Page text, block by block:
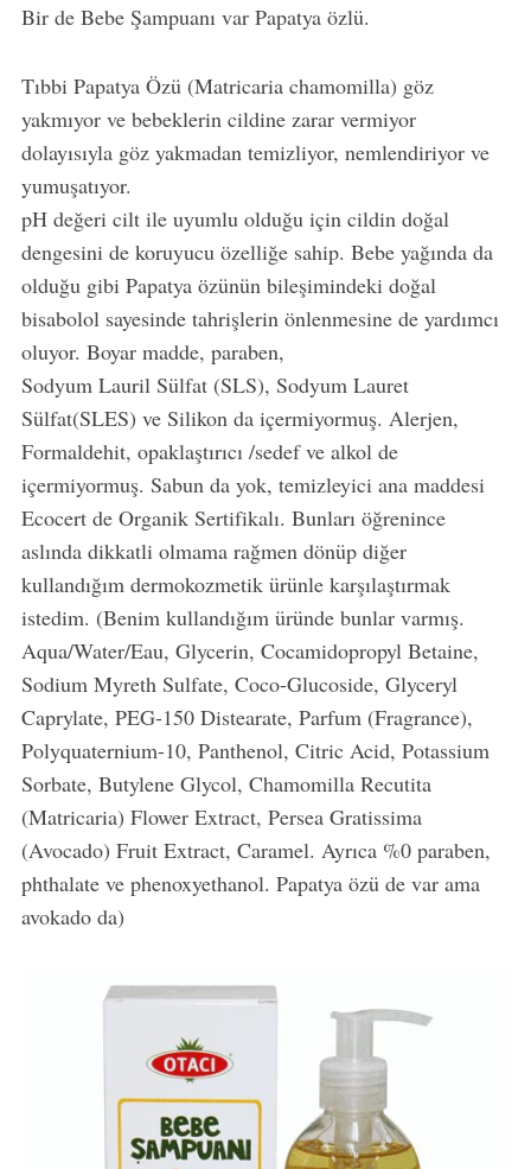
Bir de Bebe Şampuanı var Papatya özlü.
Tıbbi Papatya Özü (Matricaria chamomilla) göz
yakmıyor ve bebeklerin cildine zarar vermiyor
dolayısıyla göz yakmadan temizliyor, nemlendiriyor ve
yumuşatıyor.
pH değeri cilt ile uyumlu olduğu için cildin doğal
dengesini de koruyucu özelliğe sahip. Bebe yağında da
olduğu gibi Papatya özünün bileşimindeki doğal
bisabolol sayesinde tahrişlerin önlenmesine de yardımcı
oluyor. Boyar madde, paraben,
Sodyum Lauril Sülfat (SLS), Sodyum Lauret
Sülfat(SLES) ve Silikon da içermiyormuş. Alerjen,
Formaldehit, opaklaştırıcı /sedef ve alkol de
içermiyormuş. Sabun da yok, temizleyici ana maddesi
Ecocert de Organik Sertifikalı. Bunları öğrenince
aslında dikkatli olmama rağmen dönüp diğer
kullandığım dermokozmetik ürünle karşılaştırmak
istedim. (Benim kullandığım üründe bunlar varmış.
Aqua/Water/Eau, Glycerin, Cocamidopropyl Betaine,
Sodium Myreth Sulfate, Coco-Glucoside, Glyceryl
Caprylate, PEG-150 Distearate, Parfum (Fragrance),
Polyquaternium-10, Panthenol, Citric Acid, Potassium
Sorbate, Butylene Glycol, Chamomilla Recutita
(Matricaria) Flower Extract, Persea Gratissima
(Avocado) Fruit Extract, Caramel. Ayrıca %0 paraben,
phthalate ve phenoxyethanol. Papatya özü de var ama
avokado da)